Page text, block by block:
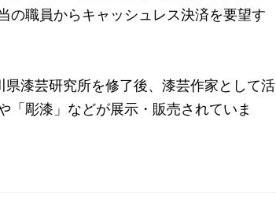
の職員からキャッシュレス決済を要望す
漆芸研究所を修了後、漆芸作家として活
「彫漆」などが展示・販売されていま